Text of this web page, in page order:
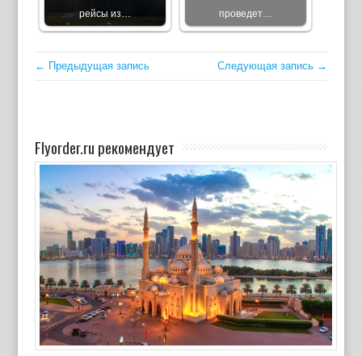
рейсы из…
проведет…
← Предыдущая запись Следующая запись →
Flyorder.ru рекомендует